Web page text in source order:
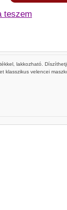
teszem
lakkozható.
klasszikus velencei